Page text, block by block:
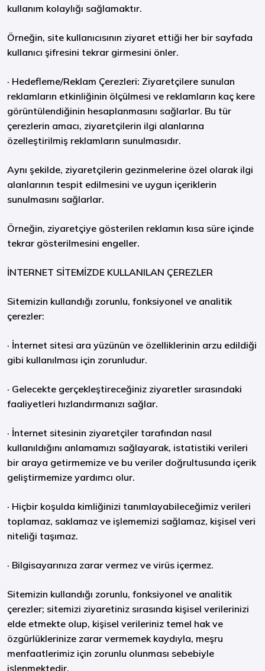
kullanım kolaylığı sağlamaktır.
Örneğin, site kullanıcısının ziyaret ettiği her bir sayfada
kullanıcı şifresini tekrar girmesini önler.
· Hedefleme/Reklam Çerezleri: Ziyaretçilere sunulan
reklamların etkinliğinin ölçülmesi ve reklamların kaç kere
görüntülendiğinin hesaplanmasını sağlarlar. Bu tür
çerezlerin amacı, ziyaretçilerin ilgi alanlarına
özelleştirilmiş reklamların sunulmasıdır.
Aynı şekilde, ziyaretçilerin gezinmelerine özel olarak ilgi
alanlarının tespit edilmesini ve uygun içeriklerin
sunulmasını sağlarlar.
Örneğin, ziyaretçiye gösterilen reklamın kısa süre içinde
tekrar gösterilmesini engeller.
İNTERNET SİTEMİZDE KULLANILAN ÇEREZLER
Sitemizin kullandığı zorunlu, fonksiyonel ve analitik
çerezler:
· İnternet sitesi ara yüzünün ve özelliklerinin arzu edildiği
gibi kullanılması için zorunludur.
· Gelecekte gerçekleştireceğiniz ziyaretler sırasındaki
faaliyetleri hızlandırmanızı sağlar.
· İnternet sitesinin ziyaretçiler tarafından nasıl
kullanıldığını anlamamızı sağlayarak, istatistiki verileri
bir araya getirmemize ve bu veriler doğrultusunda içerik
geliştirmemize yardımcı olur.
· Hiçbir koşulda kimliğinizi tanımlayabileceğimiz verileri
toplamaz, saklamaz ve işlememizi sağlamaz, kişisel veri
niteliği taşımaz.
· Bilgisayarınıza zarar vermez ve virüs içermez.
Sitemizin kullandığı zorunlu, fonksiyonel ve analitik
çerezler; sitemizi ziyaretiniz sırasında kişisel verilerinizi
elde etmekte olup, kişisel verileriniz temel hak ve
özgürlüklerinize zarar vermemek kaydıyla, meşru
menfaatlerimiz için zorunlu olunması sebebiyle
işlenmektedir.